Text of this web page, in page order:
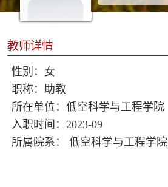
教师详情
性别：女
职称：助教
所在单位：低空科学与工程学院
入职时间：2023-09
所属院系： 低空科学与工程学院